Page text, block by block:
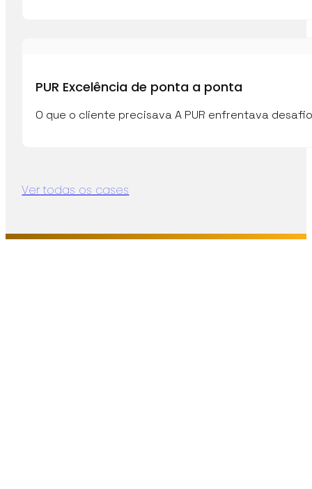
PUR Excelência de ponta a ponta
O que o cliente precisava A PUR enfrentava
Ver todas os cases